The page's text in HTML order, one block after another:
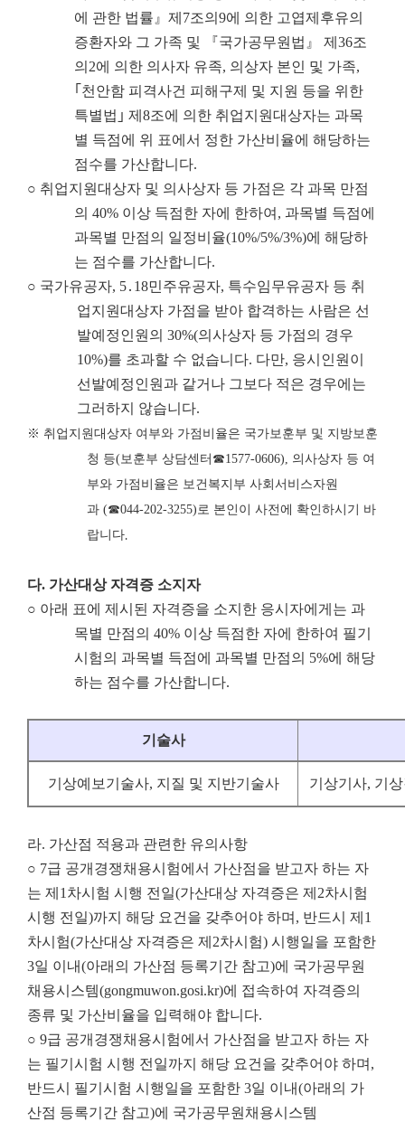
에 관한 법률』제7조의9에 의한 고엽제후유의
증환자와 그 가족 및 『국가공무원법』 제36조
의2에 의한 의사자 유족, 의상자 본인 및 가족,
｢천안함 피격사건 피해구제 및 지원 등을 위한
특별법｣ 제8조에 의한 취업지원대상자는 과목
별 득점에 위 표에서 정한 가산비율에 해당하는
점수를 가산합니다.
○ 취업지원대상자 및 의사상자 등 가점은 각 과목 만점
의 40% 이상 득점한 자에 한하여, 과목별 득점에
과목별 만점의 일정비율(10%/5%/3%)에 해당하
는 점수를 가산합니다.
○ 국가유공자, 5․18민주유공자, 특수임무유공자 등 취
업지원대상자 가점을 받아 합격하는 사람은 선
발예정인원의 30%(의사상자 등 가점의 경우
10%)를 초과할 수 없습니다. 다만, 응시인원이
선발예정인원과 같거나 그보다 적은 경우에는
그러하지 않습니다.
※ 취업지원대상자 여부와 가점비율은 국가보훈부 및 지방보훈
청 등(보훈부 상담센터 ☎1577-0606), 의사상자 등 여
부와 가점비율은 보건복지부 사회서비스자원
과 (☎044-202-3255) 로 본인이 사전에 확인하시기 바
랍니다.
다. 가산대상 자격증 소지자
○ 아래 표에 제시된 자격증을 소지한 응시자에게는 과
목별 만점의 40% 이상 득점한 자에 한하여 필기
시험의 과목별 득점에 과목별 만점의 5%에 해당
하는 점수를 가산합니다.
기술사
기상예보기술사, 지질 및 지반기술사 기상기사, 기
라. 가산점 적용과 관련한 유의사항
○ 7급 공개경쟁채용시험에서 가산점을 받고자 하는 자
는 제1차시험 시행 전일(가산대상 자격증은 제2차시험
시행 전일)까지 해당 요건을 갖추어야 하며, 반드시 제1
차시험(가산대상 자격증은 제2차시험) 시행일을 포함한
3일 이내(아래의 가산점 등록기간 참고)에 국가공무원
채용시스템(gongmuwon.gosi.kr)에 접속하여 자격증의
종류 및 가산비율을 입력해야 합니다.
○ 9급 공개경쟁채용시험에서 가산점을 받고자 하는 자
는 필기시험 시행 전일까지 해당 요건을 갖추어야 하며,
반드시 필기시험 시행일을 포함한 3일 이내(아래의 가
산점 등록기간 참고)에 국가공무원채용시스템